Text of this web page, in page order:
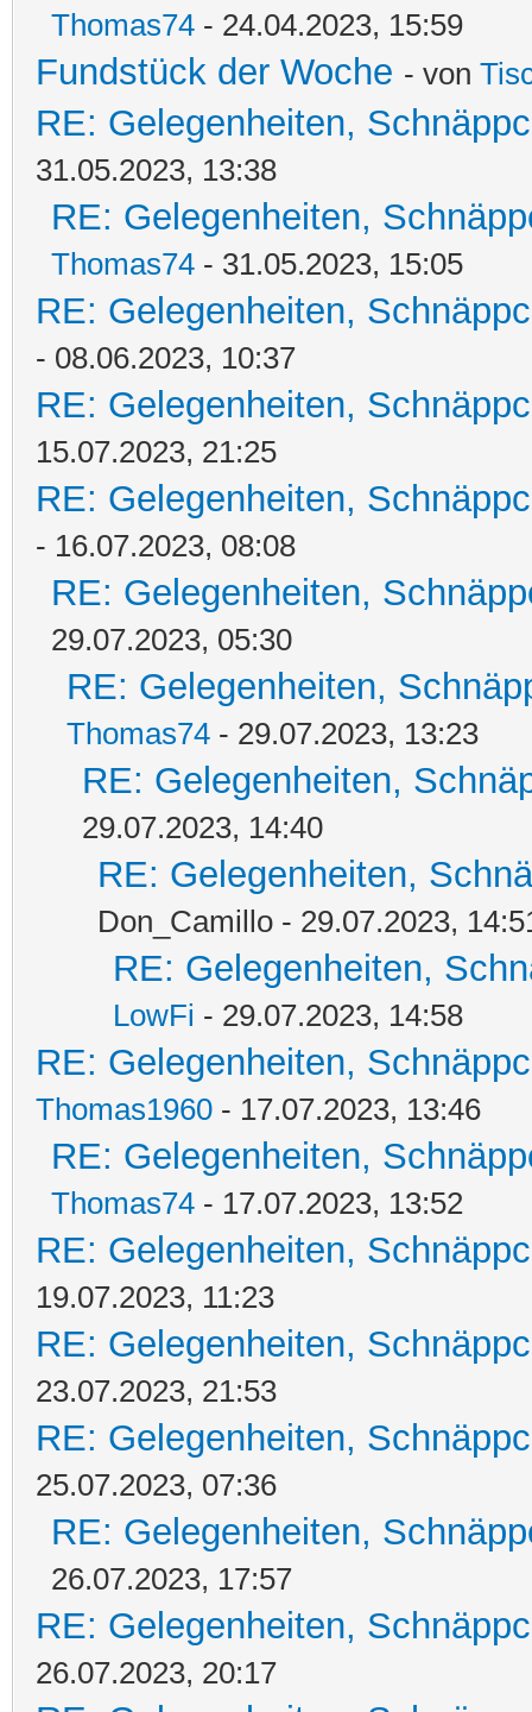
Thomas74 - 24.04.2023, 15:59
Fundstück der Woche - von
RE: Gelegenheiten,
31.05.2023, 13:38
RE: Gelegenheiten,
Thomas74 - 31.05.2023, 15:05
RE: Gelegenheiten,
- 08.06.2023, 10:37
RE: Gelegenheiten,
15.07.2023, 21:25
RE: Gelegenheiten,
- 16.07.2023, 08:08
RE: Gelegenheiten,
29.07.2023, 05:30
RE: Gelegenheiten,
Thomas74 - 29.07.2023, 13:23
RE: Gelegenheiten,
29.07.2023, 14:40
RE: Gelegenheiten,
Don_Camillo - 29.07.2023,
RE: Gelegenheiten,
LowFi - 29.07.2023, 14:58
RE: Gelegenheiten,
Thomas1960 - 17.07.2023, 13:46
RE: Gelegenheiten,
Thomas74 - 17.07.2023, 13:52
RE: Gelegenheiten,
19.07.2023, 11:23
RE: Gelegenheiten,
23.07.2023, 21:53
RE: Gelegenheiten,
25.07.2023, 07:36
RE: Gelegenheiten,
26.07.2023, 17:57
RE: Gelegenheiten,
26.07.2023, 20:17